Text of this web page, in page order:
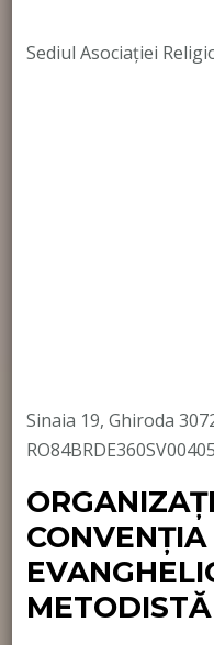
Sediul Asociației
Sinaia 19, Ghiroda